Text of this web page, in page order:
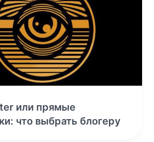
или прямые
что выбрать блогеру